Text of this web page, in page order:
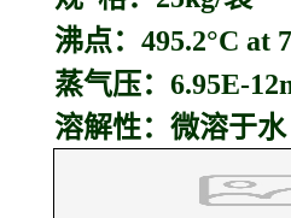
沸点：495.2°C at
蒸气压：6.95E-
溶解性：微溶于水